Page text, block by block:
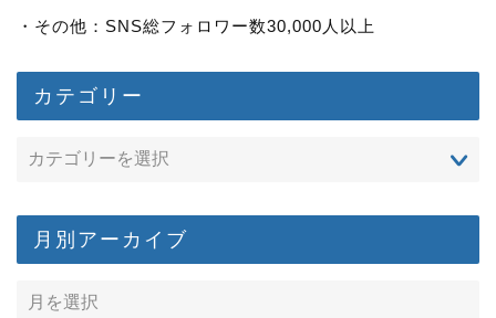
・その他：SNS総フォロワー数30,000人以上
カテゴリー
月別アーカイブ